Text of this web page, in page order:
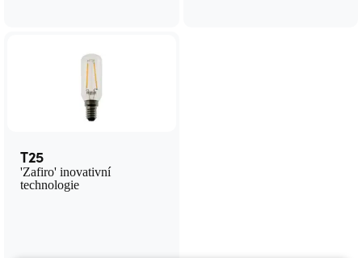
T25
'Zafiro' inovativní
technologie